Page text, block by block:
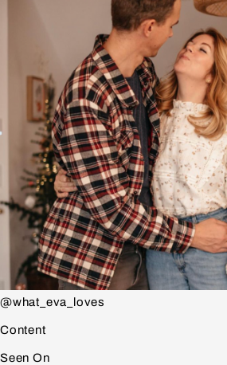
@what_eva_loves
Content
Seen On